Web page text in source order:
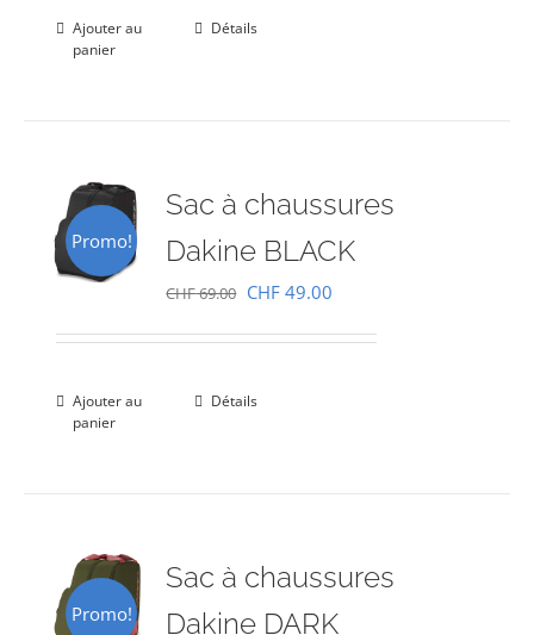
était :
Ajouter au
panier
Détails
Promo!
Sac à chaussures
Dakine BLACK
CHF69.00 Le
était :
CHF 49.00
Ajouter au
panier
Détails
Promo!
Sac à chaussures
Dakine DARK